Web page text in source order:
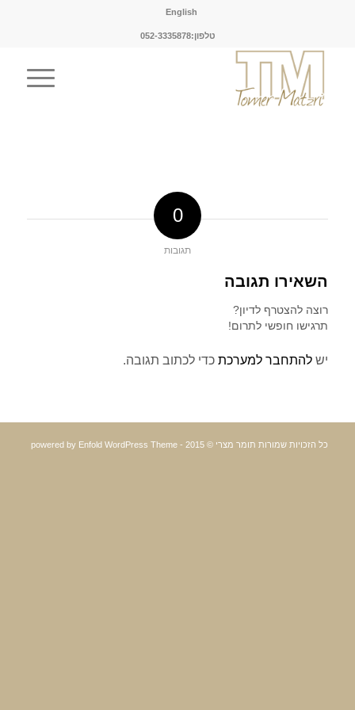
English
טלפון:052-3335878
0
תגובות
השאירו תגובה
רוצה להצטרף לדיון?
תרגישו חופשי לתרום!
יש להתחבר למערכתכדי לכתוב תגובה.
כל הזכויות שמורות תומר מצרי © 2015 - powered by Enfold WordPress Theme